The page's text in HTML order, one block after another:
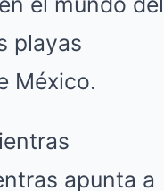
playas
México.
apunta a